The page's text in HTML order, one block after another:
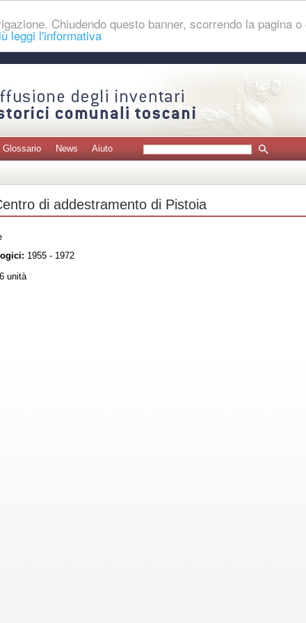
Chiudendo questo banner, scorrendo la pagina
leggi l'informativa
Glossario News Aiuto
di addestramento di Pistoia
1955 - 1972
unità